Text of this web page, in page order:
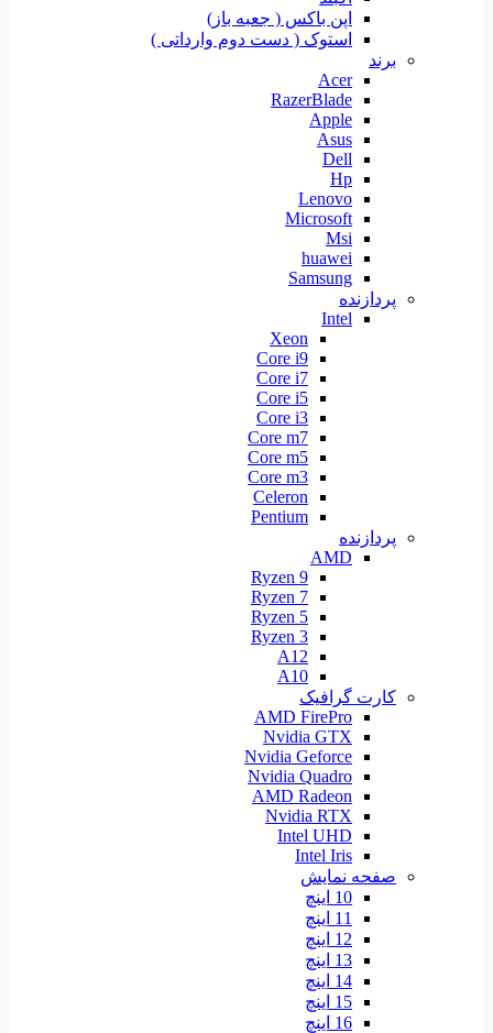
اپن باکس ( جعبه باز)
استوک ( دست دوم وارداتی )
برند
Acer
RazerBlade
Apple
Asus
Dell
Hp
Lenovo
Microsoft
Msi
huawei
Samsung
پردازنده
Intel
Xeon
Core i9
Core i7
Core i5
Core i3
Core m7
Core m5
Core m3
Celeron
Pentium
پردازنده
AMD
Ryzen 9
Ryzen 7
Ryzen 5
Ryzen 3
A12
A10
کارت گرافیک
AMD FirePro
Nvidia GTX
Nvidia Geforce
Nvidia Quadro
AMD Radeon
Nvidia RTX
Intel UHD
Intel Iris
صفحه نمایش
10 اینچ
11 اینچ
12 اینچ
13 اینچ
14 اینچ
15 اینچ
16 اینچ